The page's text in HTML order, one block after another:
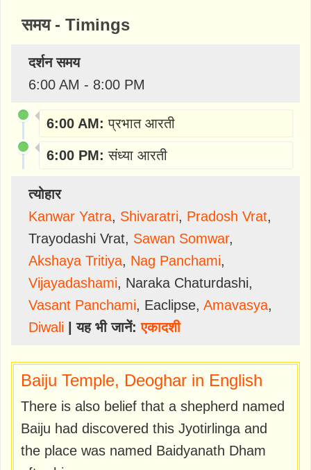
समय - Timings
दर्शन समय
6:00 AM - 8:00 PM
6:00 AM:प्रभात आरती
6:00 PM:संध्या आरती
त्योहार
Kanwar Yatra, Shivaratri, Pradosh Vrat,
Trayodashi Vrat, Sawan Somwar,
Akshaya Tritiya, Nag Panchami,
Vijayadashami, Naraka Chaturdashi,
Vasant Panchami, Eaclipse, Amavasya,
Diwali | यह भी जानें:एकादशी
Baiju Temple, Deoghar in English
There is also belief that a shepherd named
Baiju had discovered this Jyotirlinga and
the place was named Baidyanath Dham